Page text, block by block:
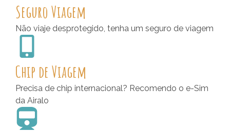
Seguro Viagem
Não viaje desprotegido, tenha um seguro de viagem
Chip de Viagem
Precisa de chip internacional? Recomendo o e-Sim
da Airalo